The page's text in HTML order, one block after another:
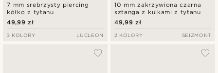
7 mm srebrzysty piercing
kółko z tytanu
49,99 zł
3 KOLORY LUCLEON
10 mm zakrzywiona czarna
sztanga z kulkami z tytanu
49,99 zł
2 KOLORY SEIZMONT